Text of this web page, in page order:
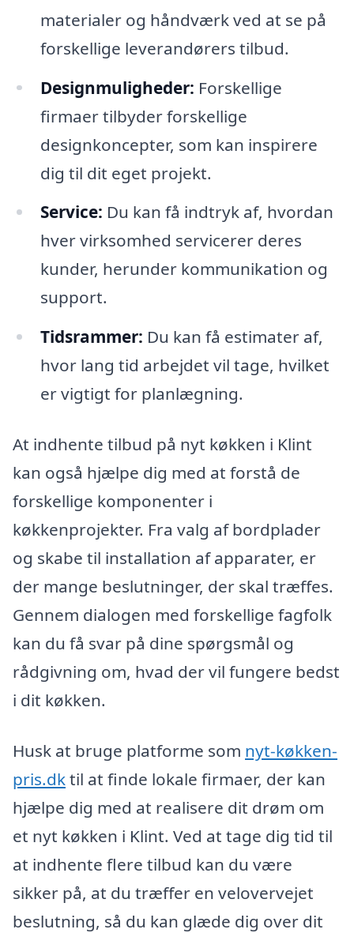
materialer og håndværk ved at se på
forskellige leverandørers tilbud.
Designmuligheder: Forskellige
firmaer tilbyder forskellige
designkoncepter, som kan inspirere
dig til dit eget projekt.
Service: Du kan få indtryk af, hvordan
hver virksomhed servicerer deres
kunder, herunder kommunikation og
support.
Tidsrammer: Du kan få estimater af,
hvor lang tid arbejdet vil tage, hvilket
er vigtigt for planlægning.
At indhente tilbud på nyt køkken i Klint
kan også hjælpe dig med at forstå de
forskellige komponenter i
køkkenprojekter. Fra valg af bordplader
og skabe til installation af apparater, er
der mange beslutninger, der skal træffes.
Gennem dialogen med forskellige fagfolk
kan du få svar på dine spørgsmål og
rådgivning om, hvad der vil fungere bedst
i dit køkken.
Husk at bruge platforme som nyt-køkken-
pris.dktil at finde lokale firmaer, der kan
hjælpe dig med at realisere dit drøm om
et nyt køkken i Klint. Ved at tage dig tid til
at indhente flere tilbud kan du være
sikker på, at du træffer en velovervejet
beslutning, så du kan glæde dig over dit